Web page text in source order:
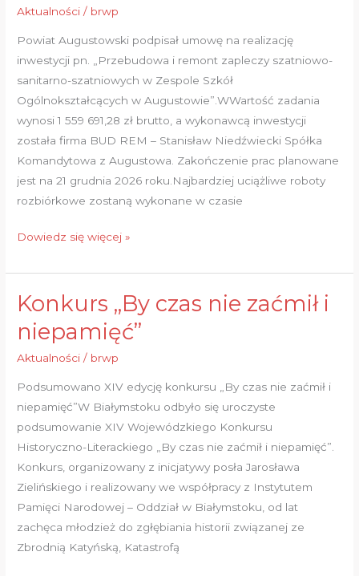
Aktualności / brwp
Powiat Augustowski podpisał umowę na realizację
inwestycji pn. „Przebudowa i remont zapleczy szatniowo-
sanitarno-szatniowych w Zespole Szkół
Ogólnokształcących w Augustowie”.WWartość zadania
wynosi 1 559 691,28 zł brutto, a wykonawcą inwestycji
została firma BUD REM – Stanisław Niedźwiecki Spółka
Komandytowa z Augustowa. Zakończenie prac planowane
jest na 21 grudnia 2026 roku.Najbardziej uciążliwe roboty
rozbiórkowe zostaną wykonane w czasie
Dowiedz się więcej »
Konkurs „By czas nie zaćmił i
niepamięć”
Aktualności / brwp
Podsumowano XIV edycję konkursu „By czas nie zaćmił i
niepamięć”W Białymstoku odbyło się uroczyste
podsumowanie XIV Wojewódzkiego Konkursu
Historyczno-Literackiego „By czas nie zaćmił i niepamięć”.
Konkurs, organizowany z inicjatywy posła Jarosława
Zielińskiego i realizowany we współpracy z Instytutem
Pamięci Narodowej – Oddział w Białymstoku, od lat
zachęca młodzież do zgłębiania historii związanej ze
Zbrodnią Katyńską, Katastrofą
Konkurs
czas
nie